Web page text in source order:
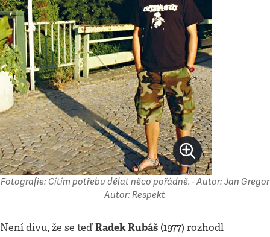
Fotografie: Cítím potřebu dělat něco pořádně. - Autor: Jan Gregor
Autor: Respekt
Není divu, že se teďRadek Rubáš (1977) rozhodl